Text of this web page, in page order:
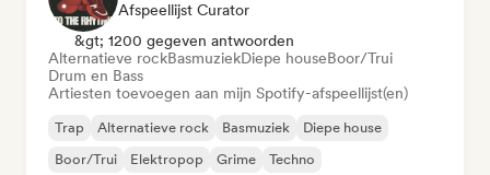
Afspeellijst Curator
&gt; 1200 gegeven antwoorden
Alternatieve rockBasmuziekDiepe houseBoor/Trui
Drum en Bass
Artiesten toevoegen aan mijn Spotify-afspeellijst(en)
Trap Alternatieve rock Basmuziek
Diepe house
Boor/Trui
Elektropop Grime Techno